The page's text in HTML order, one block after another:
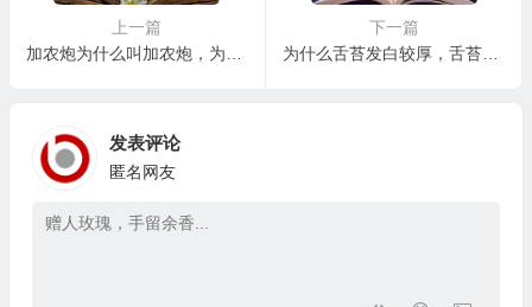
上一篇
下一篇
为什么舌苔发白较厚，舌苔的变化真的能反映健康状况吗？
发表评论
匿名网友